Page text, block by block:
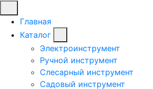
Главная
Каталог
Электроинструмент
Ручной инструмент
Слесарный инструмент
Садовый инструмент